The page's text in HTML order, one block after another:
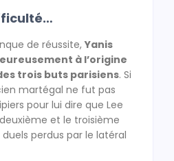
de réussite, Yanis
à l’origine
trois buts parisiens. Si
martégal ne fut pas
pour lui dire que Lee
et le troisième
perdus par le latéral